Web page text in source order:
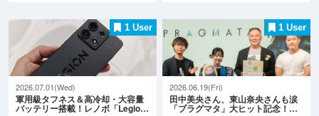
1 User
2026.07.01(Wed)
軍用級タフネス＆高冷却・大容量
バッテリー搭載！レノボ「Legio…
1 User
2026.06.19(Fri)
田中美央さん、東山奈央さんも涙
「プラグマタ」大ヒット記念！…